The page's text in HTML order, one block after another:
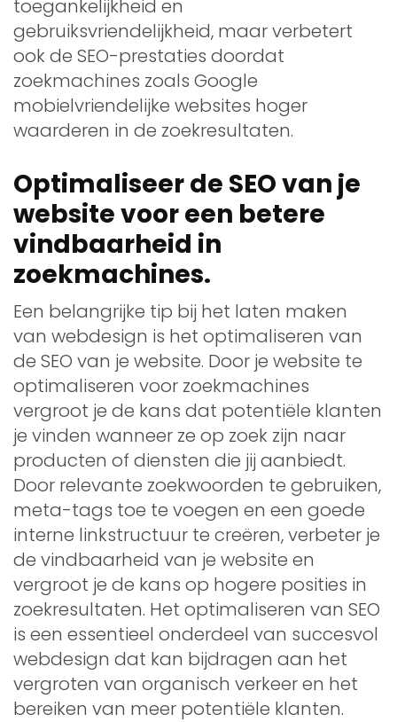
toegankelijkheid en
gebruiksvriendelijkheid, maar verbetert
ook de SEO-prestaties doordat
zoekmachines zoals Google
mobielvriendelijke websites hoger
waarderen in de zoekresultaten.
Optimaliseer de SEO van je
website voor een betere
vindbaarheid in
zoekmachines.
Een belangrijke tip bij het laten maken
van webdesign is het optimaliseren van
de SEO van je website. Door je website te
optimaliseren voor zoekmachines
vergroot je de kans dat potentiële klanten
je vinden wanneer ze op zoek zijn naar
producten of diensten die jij aanbiedt.
Door relevante zoekwoorden te gebruiken,
meta-tags toe te voegen en een goede
interne linkstructuur te creëren, verbeter je
de vindbaarheid van je website en
vergroot je de kans op hogere posities in
zoekresultaten. Het optimaliseren van SEO
is een essentieel onderdeel van succesvol
webdesign dat kan bijdragen aan het
vergroten van organisch verkeer en het
bereiken van meer potentiële klanten.